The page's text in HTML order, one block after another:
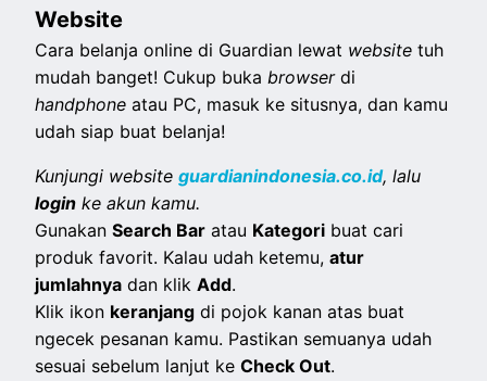
Website
Cara belanja online di Guardian lewat websitetuh
mudah banget! Cukup bukabrowserdi
handphoneatau PC, masuk ke situsnya, dan kamu
udah siap buat belanja!
Kunjungi websiteguardianindonesia.co.id, lalu
login ke akun kamu.
GunakanSearch Bar atau Kategori buat cari
produk favorit. Kalau udah ketemu,atur
jumlahnya dan klikAdd.
Klik ikon keranjang di pojok kanan atas buat
ngecek pesanan kamu. Pastikan semuanya udah
sesuai sebelum lanjut keCheck Out.